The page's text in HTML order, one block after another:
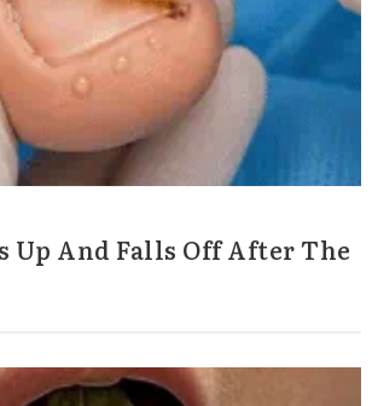
Up And Falls Off After The